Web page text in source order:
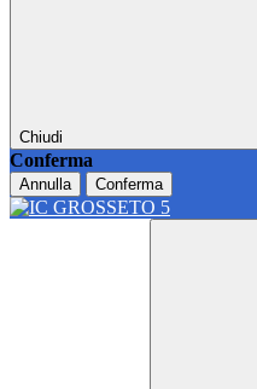
Chiudi
Conferma
Annulla Conferma